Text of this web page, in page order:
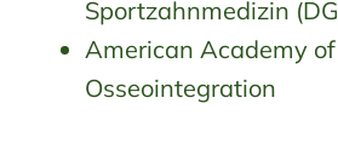
Sportzahnmedizin
American Academy of
Osseointegration